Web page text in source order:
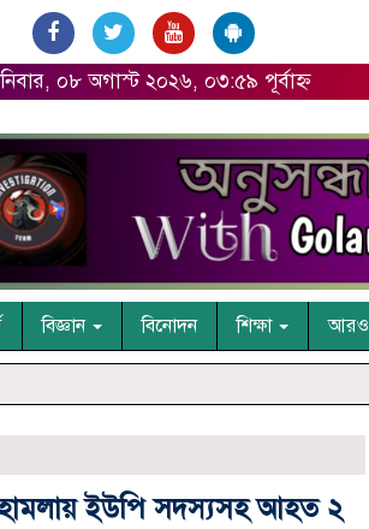
০৮ অগাস্ট ২০২৬, ০৩:৫৯ পূর্বাহ্ন
বিজ্ঞান বিনোদন শিক্ষা আরও
হামলায় ইউপি সদস্যসহ আহত ২